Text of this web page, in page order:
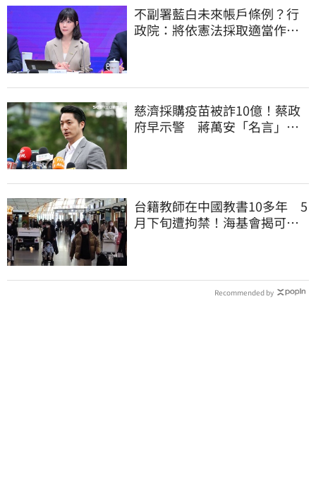
不副署藍白未來帳戶條例？行
政院：將依憲法採取適當作
慈濟採購疫苗被詐10億！蔡政
府早示警 蔣萬安「名言」翻
台籍教師在中國教書10多年 5
月下旬遭拘禁！海基會揭可能
Recommended by